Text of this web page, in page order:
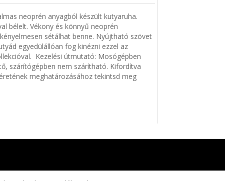
neoprén anyagból készült kutyaruha.
bélelt. Vékony és könnyű neoprén
sétálhat benne. Nyújtható szövet
egyedülállóan fog kinézni ezzel az
Kezelési útmutató: Mosógépben
szárítógépben nem szárítható. Kifordítva
meghatározásához tekintsd meg